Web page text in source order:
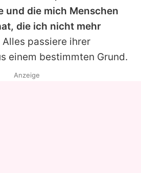
und die mich Menschen
die ich nicht mehr
Alles passiere ihrer
einem bestimmten Grund.
Anzeige